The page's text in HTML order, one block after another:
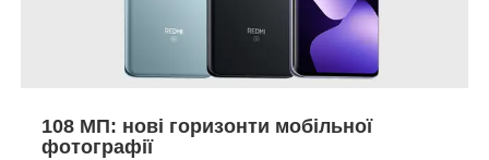
108 МП: нові горизонти мобільної
фотографії